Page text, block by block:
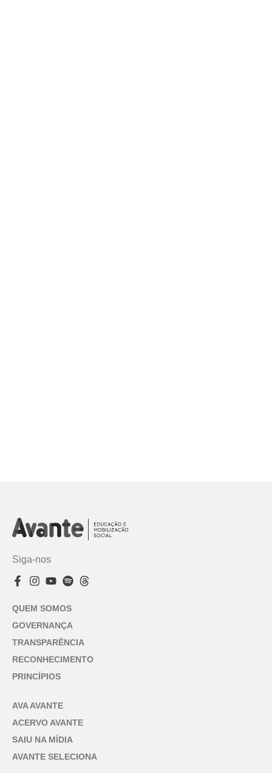
Siga-nos
QUEM SOMOS
GOVERNANÇA
TRANSPARÊNCIA
RECONHECIMENTO
PRINCÍPIOS
AVA AVANTE
ACERVO AVANTE
SAIU NA MÍDIA
AVANTE SELECIONA